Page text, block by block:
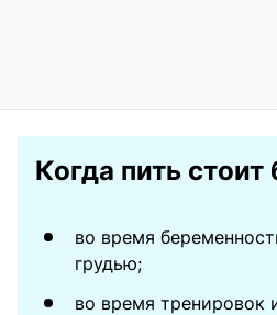
Когда пить
во время
грудью;
во время тренировок